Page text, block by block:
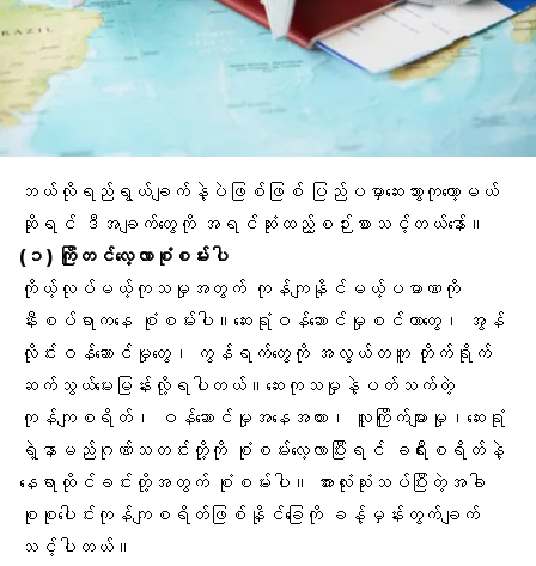
ဘယ်လိုရည်ရွယ်ချက်နဲ့ပဲဖြစ်ဖြစ် ပြည်ပမှာဆေးသွားကုတော့မယ်
ဆိုရင် ဒီအချက်တွေကို အရင်ဆုံးထည့်စဉ်းစားသင့်တယ်နော်။
(၁) ကြိုတင်လေ့လာစုံစမ်းပါ
ကိုယ့်လုပ်မယ့်ကုသမှုအတွက် ကုန်ကျနိုင်မယ့်ပမာဏကို
နီးစပ်ရာကနေ စုံစမ်းပါ။ဆေးရုံဝန်ဆောင်မှုစင်တာတွေ၊ အွန်
လိုင်းဝန်ဆောင်မှုတွေ၊ ကွန်ရက်တွေကို အလွယ်တကူ တိုက်ရိုက်
ဆက်သွယ်မေးမြန်းလို့ရပါတယ်။ဆေးကုသမှုနဲ့ပတ်သက်တဲ့
ကုန်ကျစရိတ်၊ ဝန်ဆောင်မှုအနေအထား၊ လူကြိုက်များမှု၊ဆေးရုံ
ရဲ့နာမည်ဂုဏ်သတင်းတို့ကို စုံစမ်းလေ့လာပြီးရင် ခရီးစရိတ်နဲ့
နေရာထိုင်ခင်းတို့အတွက် စုံစမ်းပါ။ အားလုံးသုံးသပ်ပြီးတဲ့အခါ
စုစုပေါင်းကုန်ကျစရိတ်ဖြစ်နိုင်ခြေကို ခန့်မှန်းတွက်ချက်
သင့်ပါတယ်။